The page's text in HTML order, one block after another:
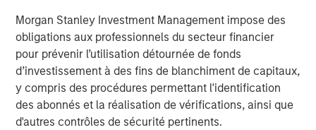
Morgan Stanley Investment Management impose des
obligations aux professionnels du secteur financier
pour prévenir l’utilisation détournée de fonds
d’investissement à des fins de blanchiment de capitaux,
y compris des procédures permettant l'identification
des abonnés et la réalisation de vérifications, ainsi que
d'autres contrôles de sécurité pertinents.
accelerating investment in the energy transition.
Worldwide, governments and companies are channeling
unprecedented capital into renewable energy, clean
technologies and grid infrastructure.
According to the International Energy Agency, global
energy sector investment is set to reach a record